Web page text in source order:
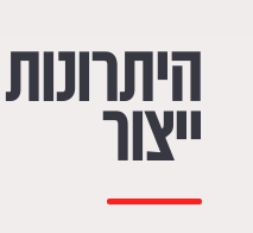
ייצור